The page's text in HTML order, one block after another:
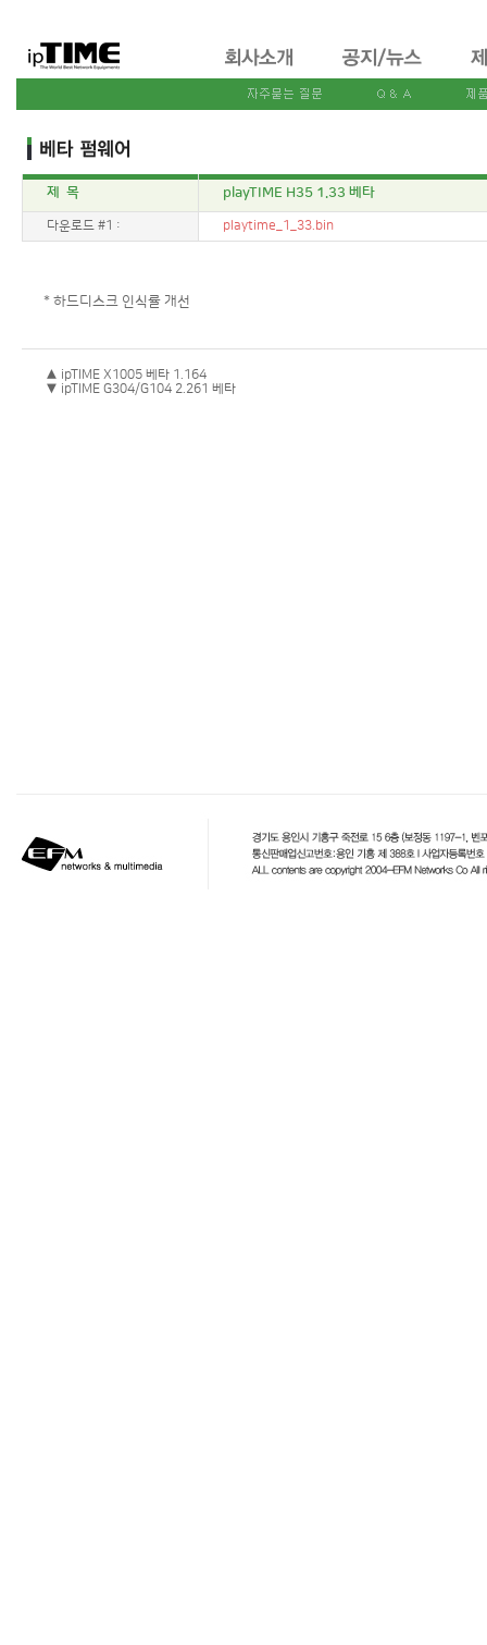
제 목 playTIME H35 1.33 베타
다운로드 #1 : playtime_1_33.bin
* 하드디스크 인식률 개선
▲ ipTIME X1005 베타 1.164
▼ ipTIME G304/G104 2.261 베타